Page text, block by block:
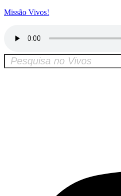
Missão Vivos!